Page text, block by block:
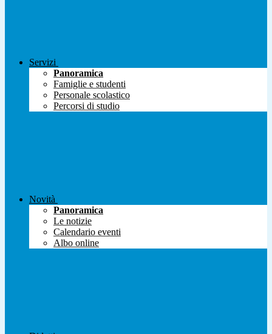
Servizi
Panoramica
Famiglie e studenti
Personale scolastico
Percorsi di studio
Novità
Panoramica
Le notizie
Calendario eventi
Albo online